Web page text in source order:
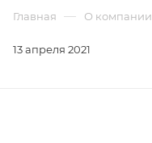
Главная — О компании
13 апреля 2021